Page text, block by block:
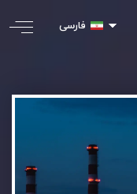
فارسی